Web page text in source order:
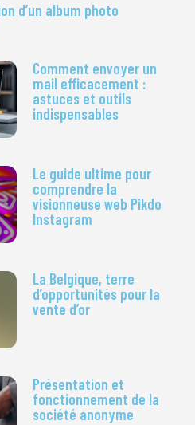
d’un album photo
Comment envoyer un
mail efficacement :
astuces et outils
indispensables
Le guide ultime pour
comprendre la
visionneuse web Pikdo
Instagram
La Belgique, terre
d’opportunités pour la
vente d’or
Présentation et
fonctionnement de la
société anonyme